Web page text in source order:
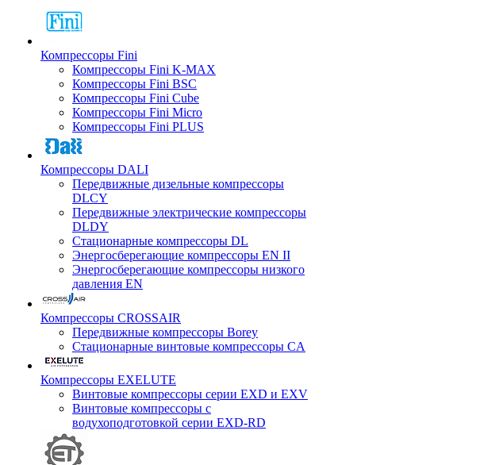
Компрессоры Fini
Компрессоры Fini K-MAX
Компрессоры Fini BSC
Компрессоры Fini Cube
Компрессоры Fini Micro
Компрессоры Fini PLUS
Компрессоры DALI
Передвижные дизельные компрессоры
DLCY
Передвижные электрические компрессоры
DLDY
Стационарные компрессоры DL
Энергосберегающие компрессоры EN II
Энергосберегающие компрессоры низкого
давления EN
Компрессоры CROSSAIR
Передвижные компрессоры Borey
Стационарные винтовые компрессоры CA
Компрессоры EXELUTE
Винтовые компрессоры серии EXD и EXV
Винтовые компрессоры с
водухоподготовкой серии EXD-RD